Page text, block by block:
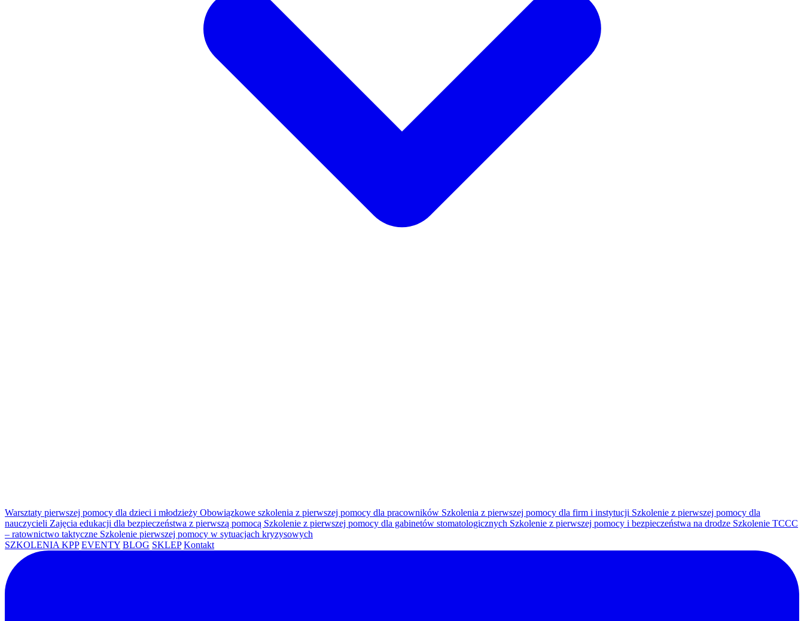
Warsztaty pierwszej pomocy dla dzieci i młodzieży Obowiązkowe szkolenia z pierwszej pomocy dla pracowników Szkolenia z pierwszej pomocy dla firm i instytucji Szkolenie z pierwszej pomocy dla
nauczycieli Zajęcia edukacji dla bezpieczeństwa z pierwszą pomocą Szkolenie z pierwszej pomocy dla gabinetów stomatologicznych Szkolenie z pierwszej pomocy i bezpieczeństwa na drodze Szkolenie TCCC
– ratownictwo taktyczne Szkolenie pierwszej pomocy w sytuacjach kryzysowych
SZKOLENIA KPP EVENTY BLOG SKLEP Kontakt